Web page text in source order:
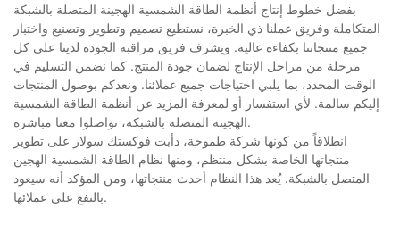
بفضل خطوط إنتاج أنظمة الطاقة الشمسية الهجينة المتصلة بالشبكة
المتكاملة وفريق عملنا ذي الخبرة، نستطيع تصميم وتطوير وتصنيع واختبار
جميع منتجاتنا بكفاءة عالية. ويشرف فريق مراقبة الجودة لدينا على كل
مرحلة من مراحل الإنتاج لضمان جودة المنتج. كما نضمن التسليم في
الوقت المحدد، بما يلبي احتياجات جميع عملائنا. ونعدكم بوصول المنتجات
إليكم سالمة. لأي استفسار أو لمعرفة المزيد عن أنظمة الطاقة الشمسية
الهجينة المتصلة بالشبكة، تواصلوا معنا مباشرة.
انطلاقاً من كونها شركة طموحة، دأبت فوكستك سولار على تطوير
منتجاتها الخاصة بشكل منتظم، ومنها نظام الطاقة الشمسية الهجين
المتصل بالشبكة. يُعد هذا النظام أحدث منتجاتها، ومن المؤكد أنه سيعود
بالنفع على عملائها.